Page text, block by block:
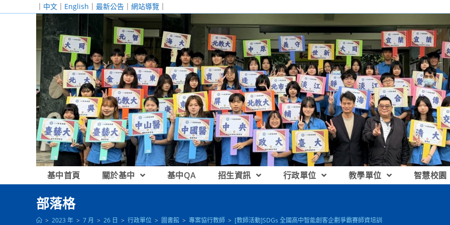
｜ 中文 ｜ English ｜ 最新公告 ｜ 網站導覽 ｜
基中首頁 關於基中 基中QA 招生資訊 行政單位 教學單位 智慧校園
部落格
> 2023 年 > 7 月 > 26 日 > 行政單位 > 圖書館 > 專案協行教師 > [教師活動]SDGs 全國高中智能創客企劃爭霸賽師資培訓